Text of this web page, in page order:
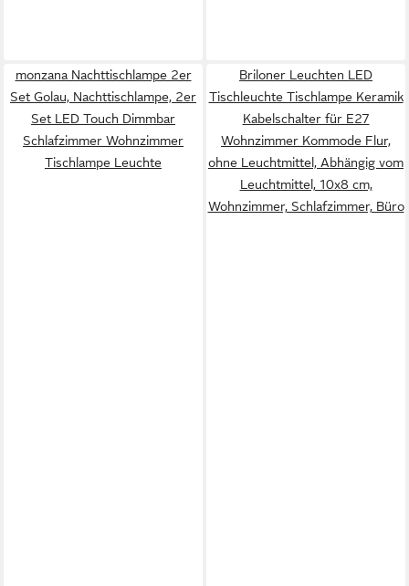
monzana Nachttischlampe 2er
Set Golau, Nachttischlampe, 2er
Set LED Touch Dimmbar
Schlafzimmer Wohnzimmer
Tischlampe Leuchte
Briloner Leuchten LED
Tischleuchte Tischlampe Keramik
Kabelschalter für E27
Wohnzimmer Kommode Flur,
ohne Leuchtmittel, Abhängig vom
Leuchtmittel, 10x8 cm,
Wohnzimmer, Schlafzimmer, Büro